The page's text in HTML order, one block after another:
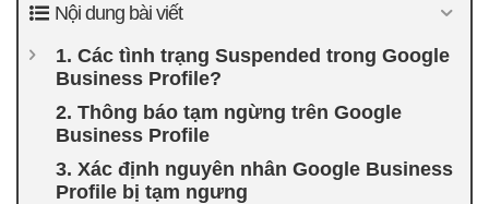
Nội dung bài viết
1. Các tình trạng Suspended trong Google
Business Profile?
2. Thông báo tạm ngừng trên Google
Business Profile
3. Xác định nguyên nhân Google Business
Profile bị tạm ngưng